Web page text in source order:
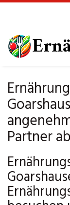
main
content
Partner